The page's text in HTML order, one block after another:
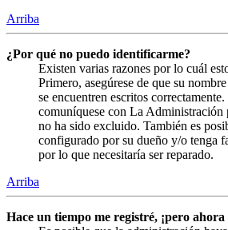
Arriba
¿Por qué no puedo identificarme?
Existen varias razones por lo cuál
Primero, asegúrese de que su
se encuentren escritos
comuníquese con La Administración
no ha sido excluido. También es
configurado por su dueño y/o tenga
por lo que necesitaría ser reparado.
Arriba
Hace un tiempo me registré, ¡pero